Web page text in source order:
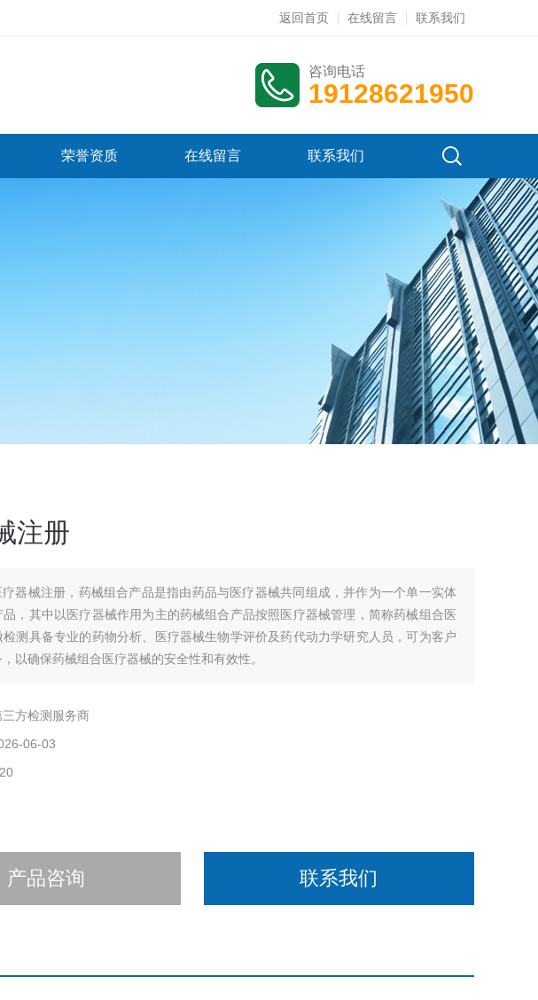
返回首页 在线留言 联系我们
咨询电话
19128621950
荣誉资质 在线留言 联系我们
注册
疗器械注册，药械组合产品是指由药品与医疗器械共同组成，并作为一个单一实体
，其中以医疗器械作用为主的药械组合产品按照医疗器械管理，简称药械组合医
测具备专业的药物分析、医疗器械生物学评价及药代动力学研究人员，可为客户
以确保药械组合医疗器械的安全性和有效性。
三方检测服务商
06-03
产品咨询 联系我们